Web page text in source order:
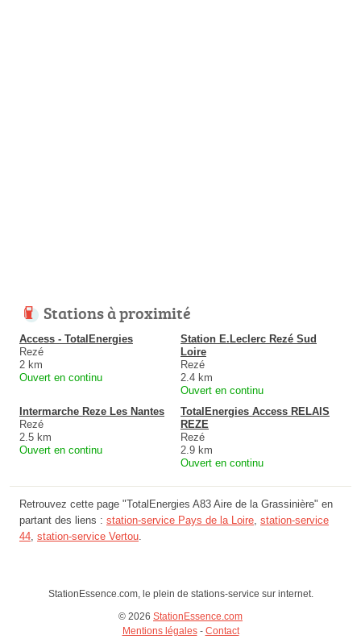
Stations à proximité
Access - TotalEnergies
Rezé
2 km
Ouvert en continu
Station E.Leclerc Rezé Sud
Loire
Rezé
2.4 km
Ouvert en continu
Intermarche Reze Les Nantes
Rezé
2.5 km
Ouvert en continu
TotalEnergies Access RELAIS
REZE
Rezé
2.9 km
Ouvert en continu
Retrouvez cette page "TotalEnergies A83 Aire de la Grassinière" en
partant des liens : station-service Pays de la Loire, station-service
44, station-service Vertou.
StationEssence.com, le plein de stations-service sur internet.
© 2026 StationEssence.com
Mentions légales- Contact